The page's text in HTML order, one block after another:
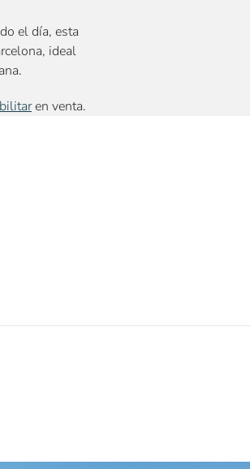
el día, esta
ideal
en venta.